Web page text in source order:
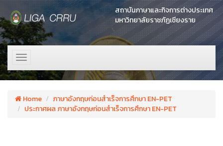
สถาบันภาษาและกิจการต่างประเทศ
มหาวิทยาลัยราชภัฏเชียงราย
Toggle
navigation
Home
ภาษาอังกฤษก่อนสำเร็จการศึกษา EN-PET
ประกาศผล ภาษาอังกฤษก่อนสำเร็จการศึกษา EN-PET